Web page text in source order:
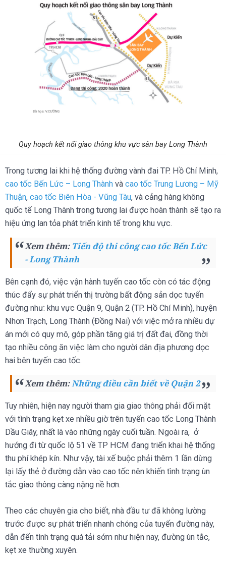
Quy hoạch kết nối giao thông khu vực sân bay Long Thành
Trong tương lai khi hệ thống đường vành đai TP. Hồ Chí Minh,
cao tốc Bến Lức – Long Thành và cao tốc Trung Lương – Mỹ
Thuận, cao tốc Biên Hòa - Vũng Tàu, và cảng hàng không
quốc tế Long Thành trong tương lai được hoàn thành sẽ tạo ra
hiệu ứng lan tỏa phát triển kinh tế trong khu vực.
Xem thêm: Tiến độ thi công cao tốc Bến Lức
- Long Thành
Bên cạnh đó, việc vận hành tuyến cao tốc còn có tác động
thúc đẩy sự phát triển thị trường bất động sản dọc tuyến
đường như: khu vực Quận 9, Quận 2 (TP. Hồ Chí Minh), huyện
Nhơn Trạch, Long Thành (Đồng Nai) với việc mở ra nhiều dự
án mới có quy mô, góp phần tăng giá trị đất đai, đồng thời
tạo nhiều công ăn việc làm cho người dân địa phương dọc
hai bên tuyến cao tốc.
Xem thêm:Những điều cần biết về Quận 2
Tuy nhiên, hiện nay người tham gia giao thông phải đối mặt
với tình trạng kẹt xe nhiều giờ trên tuyến cao tốc Long Thành
Dầu Giây, nhất là vào những ngày cuối tuần. Ngoài ra, ở
hướng đi từ quốc lộ 51 về TP HCM đang triển khai hệ thống
thu phí khép kín. Như vậy, tài xế buộc phải thêm 1 lần dừng
lại lấy thẻ ở đường dẫn vào cao tốc nên khiến tình trạng ùn
tắc giao thông càng nặng nề hơn.
Theo các chuyên gia cho biết, nhà đầu tư đã không lường
trước được sự phát triển nhanh chóng của tuyến đường này,
dẫn đến tình trạng quá tải sớm như hiện nay, đường ùn tắc,
kẹt xe thường xuyên.